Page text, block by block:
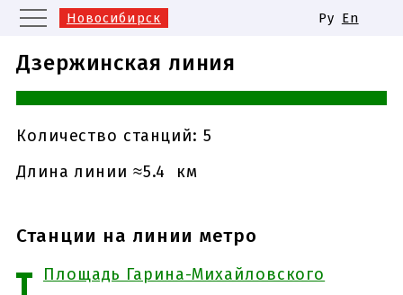
Новосибирск
Екатеринбург
Казань
Нижний Новгород
Самара
Одинаковые названия станций
Ру En
Дзержинская линия
Количество станций: 5
Длина линии ≈5.4 км
Станции на линии метро
Площадь Гарина-Михайловского